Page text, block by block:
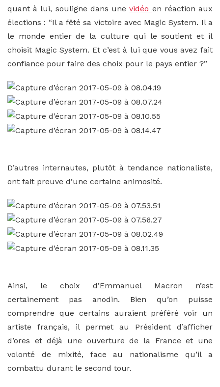
quant à lui, souligne dans unevidéo en réaction aux
élections : “Il a fêté sa victoire avec Magic System. Il a
le monde entier de la culture qui le soutient et il
choisit Magic System. Et c’est à lui que vous avez fait
confiance pour faire des choix pour le pays entier ?”
D’autres internautes, plutôt à tendance nationaliste,
ont fait preuve d’une certaine animosité.
Ainsi, le choix d’Emmanuel Macron n’est
certainement pas anodin. Bien qu’on puisse
comprendre que certains auraient préféré voir un
artiste français, il permet au Président d’afficher
d’ores et déjà une ouverture de la France et une
volonté de mixité, face au nationalisme qu’il a
combattu durant le second tour.